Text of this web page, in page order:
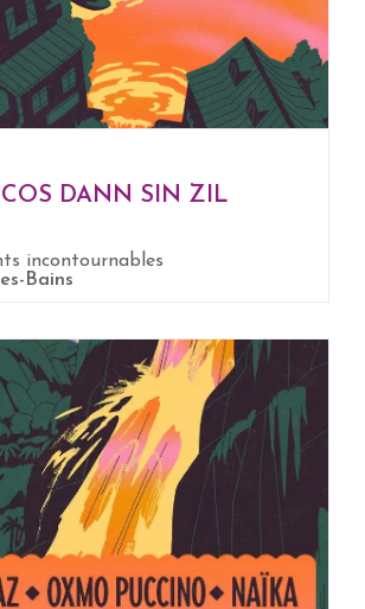
EN SAVOIR +
DANN SIN ZIL
incontournables
Bains